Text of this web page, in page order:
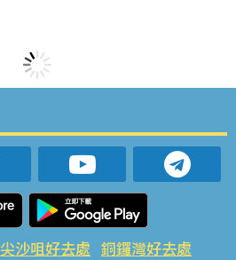
尖沙咀好去處 銅鑼灣好去處